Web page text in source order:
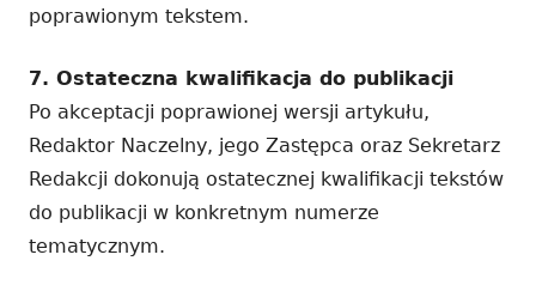
poprawionym tekstem.
7. Ostateczna kwalifikacja do publikacji
Po akceptacji poprawionej wersji artykułu,
Redaktor Naczelny, jego Zastępca oraz Sekretarz
Redakcji dokonują ostatecznej kwalifikacji tekstów
do publikacji w konkretnym numerze
tematycznym.